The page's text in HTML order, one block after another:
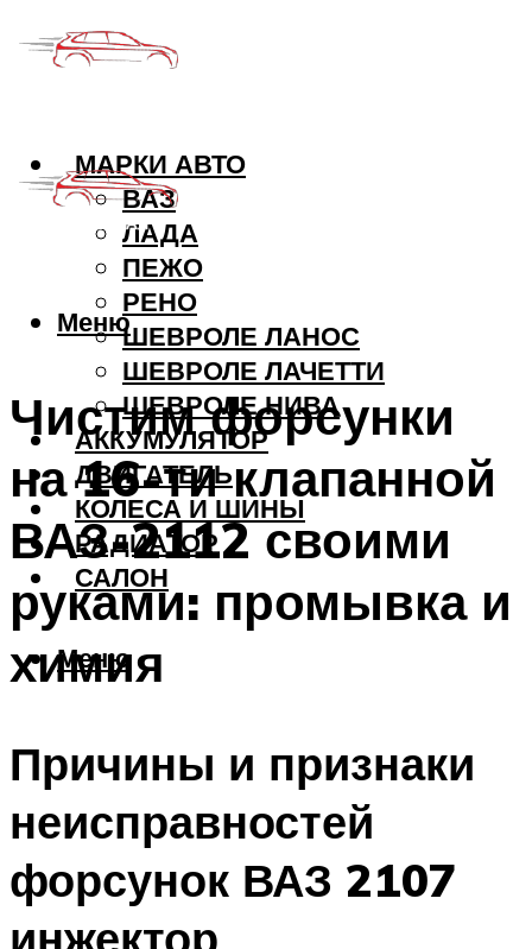
МАРКИ АВТО
ВАЗ
ЛАДА
ПЕЖО
РЕНО
ШЕВРОЛЕ ЛАНОС
ШЕВРОЛЕ ЛАЧЕТТИ
ШЕВРОЛЕ НИВА
АККУМУЛЯТОР
ДВИГАТЕЛЬ
КОЛЕСА И ШИНЫ
РАДИАТОР
САЛОН
Меню
Меню
Чистим форсунки
на 16-ти клапанной
ВАЗ-2112 своими
руками: промывка и
химия
Причины и признаки
неисправностей
форсунок ВАЗ 2107